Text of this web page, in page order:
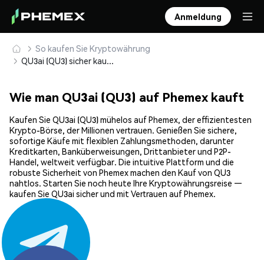
Anmeldung
So kaufen Sie Kryptowährung
QU3ai (QU3) sicher kaufen und speichern
Wie man QU3ai (QU3) auf Phemex kauft
Kaufen Sie QU3ai (QU3) mühelos auf Phemex, der effizientesten
Krypto-Börse, der Millionen vertrauen. Genießen Sie sichere,
sofortige Käufe mit flexiblen Zahlungsmethoden, darunter
Kreditkarten, Banküberweisungen, Drittanbieter und P2P-
Handel, weltweit verfügbar. Die intuitive Plattform und die
robuste Sicherheit von Phemex machen den Kauf von QU3
nahtlos. Starten Sie noch heute Ihre Kryptowährungsreise —
kaufen Sie QU3ai sicher und mit Vertrauen auf Phemex.